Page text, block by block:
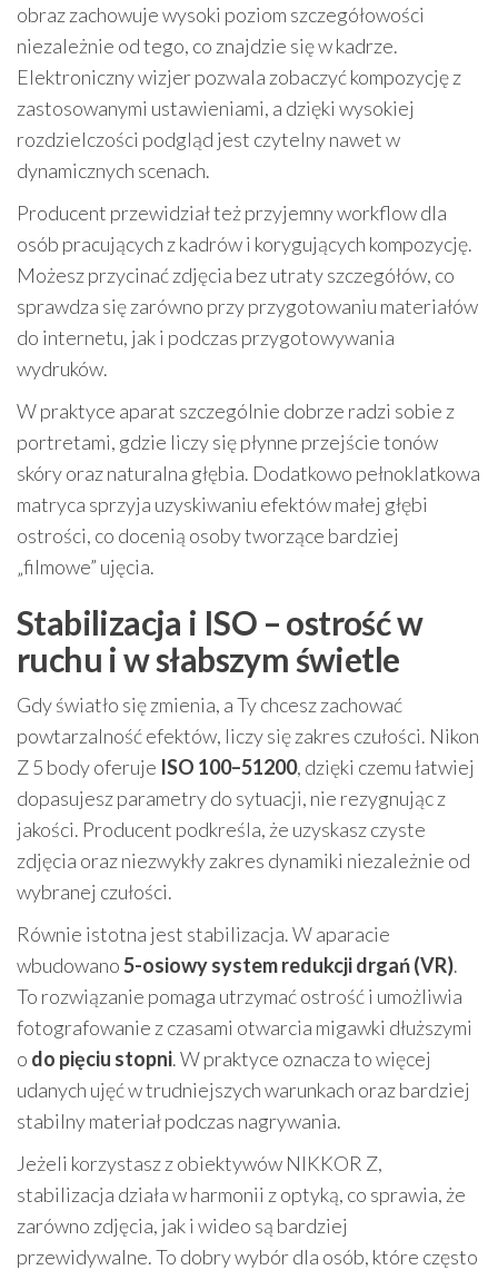
obraz zachowuje wysoki poziom szczegółowości
niezależnie od tego, co znajdzie się w kadrze.
Elektroniczny wizjer pozwala zobaczyć kompozycję z
zastosowanymi ustawieniami, a dzięki wysokiej
rozdzielczości podgląd jest czytelny nawet w
dynamicznych scenach.
Producent przewidział też przyjemny workflow dla
osób pracujących z kadrów i korygujących kompozycję.
Możesz przycinać zdjęcia bez utraty szczegółów, co
sprawdza się zarówno przy przygotowaniu materiałów
do internetu, jak i podczas przygotowywania
wydruków.
W praktyce aparat szczególnie dobrze radzi sobie z
portretami, gdzie liczy się płynne przejście tonów
skóry oraz naturalna głębia. Dodatkowo pełnoklatkowa
matryca sprzyja uzyskiwaniu efektów małej głębi
ostrości, co docenią osoby tworzące bardziej
„filmowe” ujęcia.
Stabilizacja i ISO – ostrość w
ruchu i w słabszym świetle
Gdy światło się zmienia, a Ty chcesz zachować
powtarzalność efektów, liczy się zakres czułości. Nikon
Z 5 body oferuje ISO 100–51200, dzięki czemu łatwiej
dopasujesz parametry do sytuacji, nie rezygnując z
jakości. Producent podkreśla, że uzyskasz czyste
zdjęcia oraz niezwykły zakres dynamiki niezależnie od
wybranej czułości.
Równie istotna jest stabilizacja. W aparacie
wbudowano5-osiowy system redukcji drgań (VR).
To rozwiązanie pomaga utrzymać ostrość i umożliwia
fotografowanie z czasami otwarcia migawki dłuższymi
o do pięciu stopni. W praktyce oznacza to więcej
udanych ujęć w trudniejszych warunkach oraz bardziej
stabilny materiał podczas nagrywania.
Jeżeli korzystasz z obiektywów NIKKOR Z,
stabilizacja działa w harmonii z optyką, co sprawia, że
zarówno zdjęcia, jak i wideo są bardziej
przewidywalne. To dobry wybór dla osób, które często